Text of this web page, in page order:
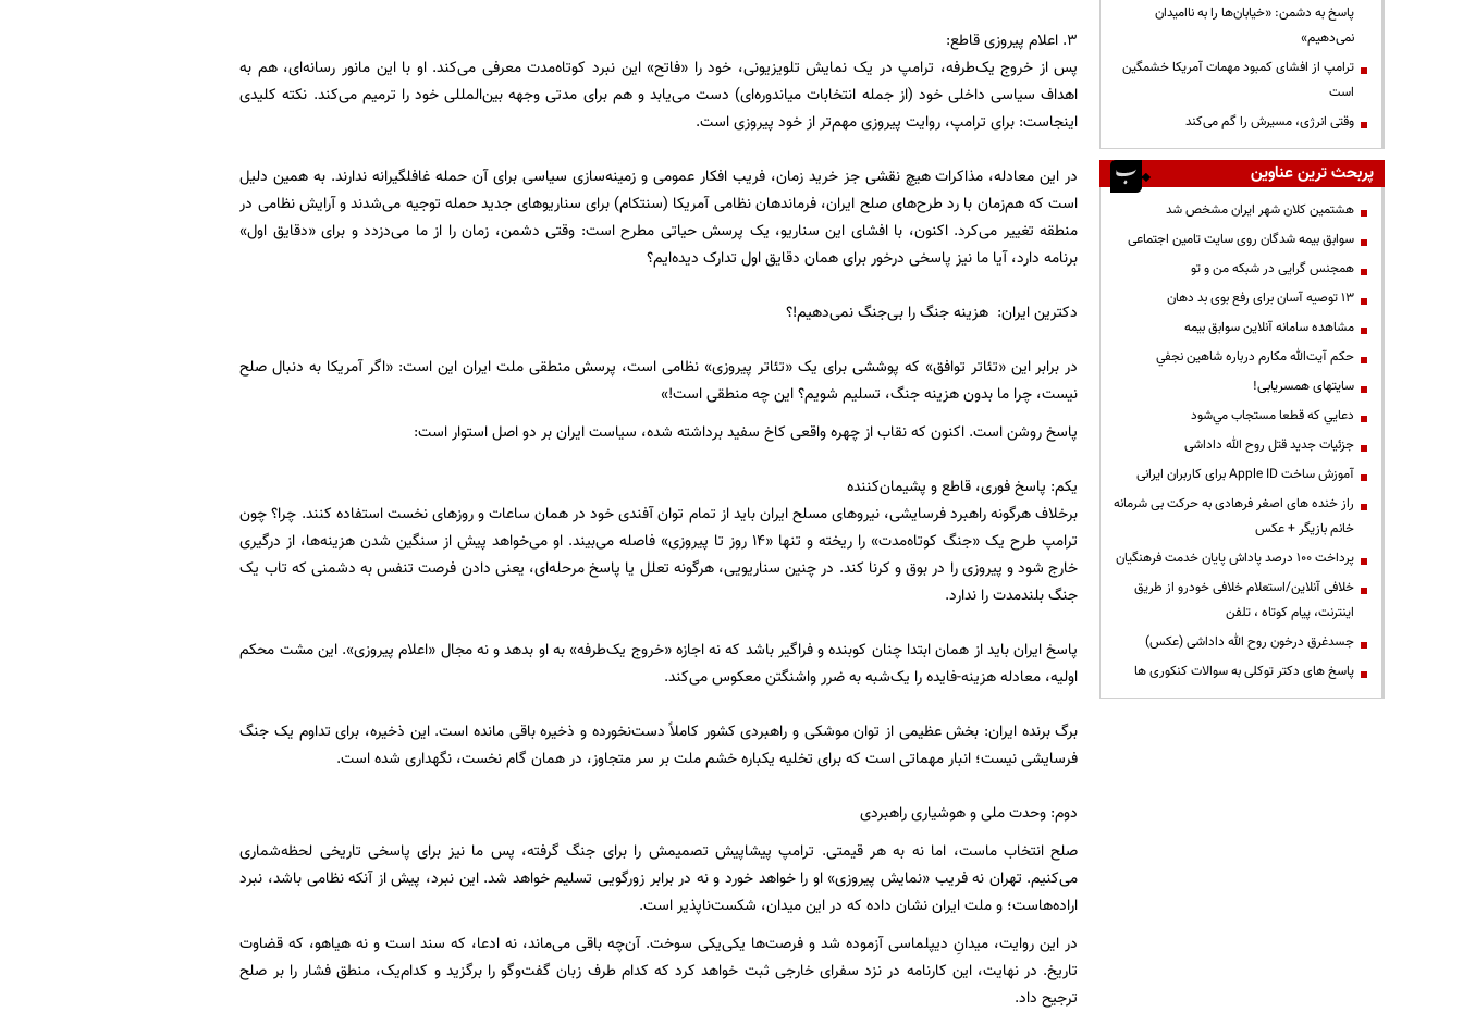
۳. اعلام پیروزی قاطع:
پس از خروج یک‌طرفه، ترامپ در یک نمایش تلویزیونی، خود را «فاتح» این نبرد کوتاه‌مدت معرفی می‌کند. او با این مانور رسانه‌ای، هم به
اهداف سیاسی داخلی خود (از جمله انتخابات میاندوره‌ای) دست می‌یابد و هم برای مدتی وجهه بین‌المللی خود را ترمیم می‌کند. نکته کلیدی
اینجاست: برای ترامپ، روایت پیروزی مهم‌تر از خود پیروزی است.
در این معادله، مذاکرات هیچ نقشی جز خرید زمان، فریب افکار عمومی و زمینه‌سازی سیاسی برای آن حمله غافلگیرانه ندارند. به همین دلیل
است که هم‌زمان با رد طرح‌های صلح ایران، فرماندهان نظامی آمریکا (سنتکام) برای سناریوهای جدید حمله توجیه می‌شدند و آرایش نظامی در
منطقه تغییر می‌کرد. اکنون، با افشای این سناریو، یک پرسش حیاتی مطرح است: وقتی دشمن، زمان را از ما می‌دزدد و برای «دقایق اول»
برنامه دارد، آیا ما نیز پاسخی درخور برای همان دقایق اول تدارک دیده‌ایم؟
دکترین ایران: هزینه جنگ را بی‌جنگ نمی‌دهیم!؟
در برابر این «تئاتر توافق» که پوششی برای یک «تئاتر پیروزی» نظامی است، پرسش منطقی ملت ایران این است: «اگر آمریکا به دنبال صلح
نیست، چرا ما بدون هزینه جنگ، تسلیم شویم؟ این چه منطقی است!»
پاسخ روشن است. اکنون که نقاب از چهره واقعی کاخ سفید برداشته شده، سیاست ایران بر دو اصل استوار است:
یکم: پاسخ فوری، قاطع و پشیمان‌کننده
برخلاف هرگونه راهبرد فرسایشی، نیروهای مسلح ایران باید از تمام توان آفندی خود در همان ساعات و روزهای نخست استفاده کنند. چرا؟ چون
ترامپ طرح یک «جنگ کوتاه‌مدت» را ریخته و تنها «۱۴ روز تا پیروزی» فاصله می‌بیند. او می‌خواهد پیش از سنگین شدن هزینه‌ها، از درگیری
خارج شود و پیروزی را در بوق و کرنا کند. در چنین سناریویی، هرگونه تعلل یا پاسخ مرحله‌ای، یعنی دادن فرصت تنفس به دشمنی که تاب یک
جنگ بلندمدت را ندارد.
پاسخ ایران باید از همان ابتدا چنان کوبنده و فراگیر باشد که نه اجازه «خروج یک‌طرفه» به او بدهد و نه مجال «اعلام پیروزی». این مشت محکم
اولیه، معادله هزینه-فایده را یک‌شبه به ضرر واشنگتن معکوس می‌کند.
برگ برنده ایران: بخش عظیمی از توان موشکی و راهبردی کشور کاملاً دست‌نخورده و ذخیره باقی مانده است. این ذخیره، برای تداوم یک جنگ
فرسایشی نیست؛ انبار مهماتی است که برای تخلیه یکباره خشم ملت بر سر متجاوز، در همان گام نخست، نگهداری شده است.
دوم: وحدت ملی و هوشیاری راهبردی
صلح انتخاب ماست، اما نه به هر قیمتی. ترامپ پیشاپیش تصمیمش را برای جنگ گرفته، پس ما نیز برای پاسخی تاریخی لحظه‌شماری
می‌کنیم. تهران نه فریب «نمایش پیروزی» او را خواهد خورد و نه در برابر زورگویی تسلیم خواهد شد. این نبرد، پیش از آنکه نظامی باشد، نبرد
اراده‌هاست؛ و ملت ایران نشان داده که در این میدان، شکست‌ناپذیر است.
در این روایت، میدانِ دیپلماسی آزموده شد و فرصت‌ها یکی‌یکی سوخت. آن‌چه باقی می‌ماند، نه ادعا، که سند است و نه هیاهو، که قضاوت
تاریخ. در نهایت، این کارنامه در نزد سفرای خارجی ثبت خواهد کرد که کدام طرف زبان گفت‌وگو را برگزید و کدام‌یک، منطق فشار را بر صلح
ترجیح داد.
پاسخ به دشمن: «خیابان‌ها را به ناامیدان
نمی‌دهیم»
ترامپ از افشای کمبود مهمات آمریکا خشمگین
است
وقتی انرژی، مسیرش را گم می‌کند
پربحث ترین عناوین
هشتمین کلان شهر ایران مشخص شد
سوابق بیمه شدگان روی سایت تامین اجتماعی
همجنس گرایی در شبکه من و تو
13 توصیه آسان برای رفع بوی بد دهان
مشاهده سامانه آنلاين سوابق بیمه
حكم آيت‌الله مكارم درباره شاهين نجفي
سایتهای همسریابی!
دعايي كه قطعا مستجاب مي‌شود
جزئیات جدید قتل روح الله داداشی
آموزش ساخت Apple ID برای کاربران ایرانی
راز خنده های اصغر فرهادی به حرکت بی شرمانه
خانم بازیگر + عکس
پرداخت ۱۰۰ درصد پاداش پایان خدمت فرهنگیان
خلافی آنلاین/استعلام خلافی خودرو از طریق
اینترنت، پیام کوتاه ، تلفن
جسدغرق درخون روح الله داداشی (عکس)
پاسخ های دکتر توکلی به سوالات کنکوری ها